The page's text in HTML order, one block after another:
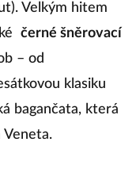
Velkým hitem
černé šněrovací
– od
klasiku
bagančata, která
Veneta.